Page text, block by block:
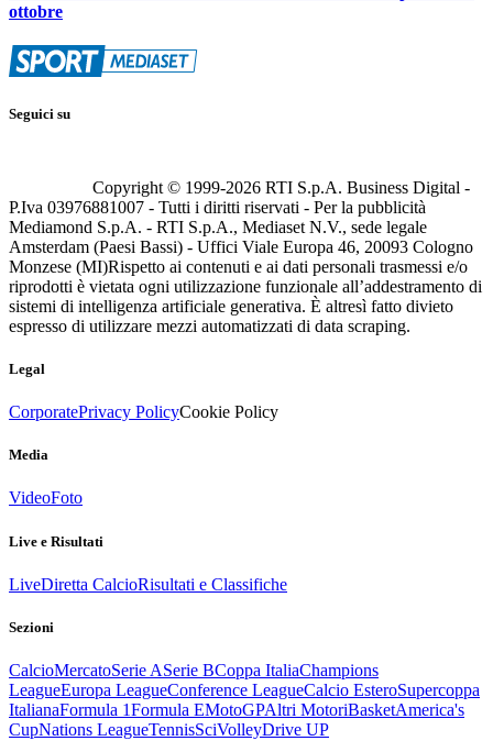
ottobre
Seguici su
Copyright © 1999-2026 RTI S.p.A. Business Digital -
P.Iva 03976881007 - Tutti i diritti riservati - Per la pubblicità
Mediamond S.p.A. - RTI S.p.A., Mediaset N.V., sede legale
Amsterdam (Paesi Bassi) - Uffici Viale Europa 46, 20093 Cologno
Monzese (MI)Rispetto ai contenuti e ai dati personali trasmessi e/o
riprodotti è vietata ogni utilizzazione funzionale all’addestramento di
sistemi di intelligenza artificiale generativa. È altresì fatto divieto
espresso di utilizzare mezzi automatizzati di data scraping.
Legal
CorporatePrivacy PolicyCookie Policy
Media
VideoFoto
Live e Risultati
LiveDiretta CalcioRisultati e Classifiche
Sezioni
CalcioMercatoSerie ASerie BCoppa ItaliaChampions
LeagueEuropa LeagueConference LeagueCalcio EsteroSupercoppa
ItalianaFormula 1Formula EMotoGPAltri MotoriBasketAmerica's
CupNations LeagueTennisSciVolleyDrive UP